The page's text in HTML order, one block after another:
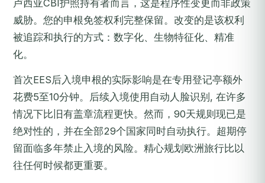
卢西亚CBI护照持有者而言，这是程序性变更而非政策
威胁。您的申根免签权利完整保留。改变的是该权利
被追踪和执行的方式：数字化、生物特征化、精准
化。
首次EES后入境申根的实际影响是在专用登记亭额外
花费5至10分钟。后续入境使用自动人脸识别, 在许多
情况下比旧有盖章流程更快。然而，90天规则现已是
绝对性的，并在全部29个国家同时自动执行。超期停
留面临多年禁止入境的风险。精心规划欧洲旅行比以
往任何时候都更重要。